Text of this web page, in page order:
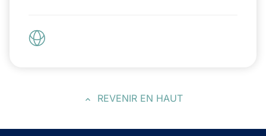
REVENIR EN HAUT